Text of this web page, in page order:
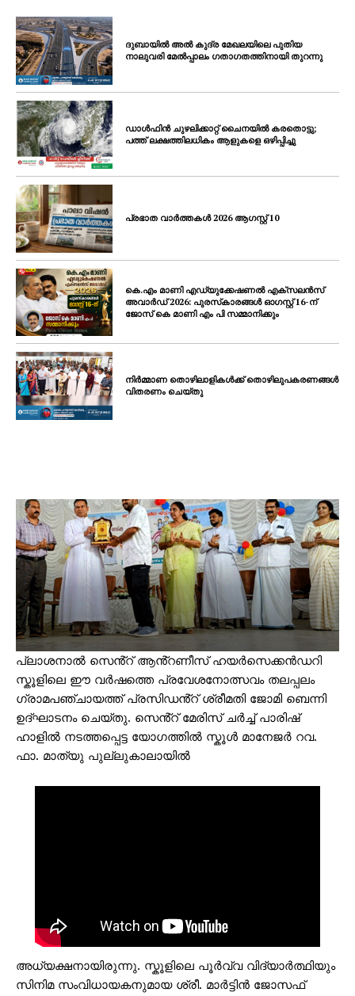
ദുബായിൽ അൽ കുദ്ര മേഖലയിലെ പുതിയ
നാലുവരി മേൽപ്പാലം ഗതാഗതത്തിനായി തുറന്നു
ഡാൾഫിൻ ചുഴലിക്കാറ്റ് ചൈനയിൽ കരതൊട്ടു;
പത്ത് ലക്ഷത്തിലധികം ആളുകളെ ഒഴിപ്പിച്ചു
പ്രഭാത വാർത്തകൾ 2026 ആഗസ്റ്റ് 10
കെ.എം മാണി എഡ്യുക്കേഷണൽ എക്‌സലൻസ്
അവാർഡ് 2026: പുരസ്‌കാരങ്ങൾ ഓഗസ്റ്റ് 16-ന്
ജോസ് കെ മാണി എം പി സമ്മാനിക്കും
നിർമ്മാണ തൊഴിലാളികൾക്ക് തൊഴിലുപകരണങ്ങൾ
വിതരണം ചെയ്തു
പ്ലാശനാൽ സെൻ്റ് ആൻ്റണീസ് ഹയർസെക്കൻഡറി
സ്കൂളിലെ ഈ വർഷത്തെ പ്രവേശനോത്സവം തലപ്പലം
ഗ്രാമപഞ്ചായത്ത് പ്രസിഡൻ്റ് ശ്രീമതി ജോമി ബെന്നി
ഉദ്ഘാടനം ചെയ്തു. സെൻ്റ് മേരിസ് ചർച്ച് പാരിഷ്
ഹാളിൽ നടത്തപ്പെട്ട യോഗത്തിൽ സ്കൂൾ മാനേജർ റവ.
ഫാ. മാത്യു പുല്ലുകാലായിൽ
അധ്യക്ഷനായിരുന്നു. സ്കൂളിലെ പൂർവ്വ വിദ്യാർത്ഥിയും
സിനിമ സംവിധായകനുമായ ശ്രീ. മാർട്ടിൻ ജോസഫ്